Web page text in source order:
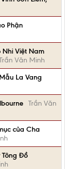
Phận
Nhi Việt Nam
Văn Minh
La Vang
Trần Văn
của Cha
Đồ